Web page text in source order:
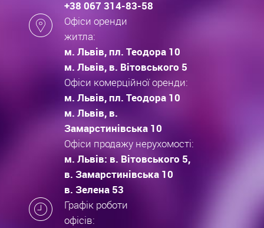
+38 067 314-83-58
Офіси оренди
житла:
м. Львів, пл. Теодора 10
м. Львів, в. Вітовського 5
Офіси комерційної оренди:
м. Львів, пл. Теодора 10
м. Львів, в.
Замарстинівська 10
Офіси продажу нерухомості:
м. Львів: в. Вітовського 5,
в. Замарстинівська 10
в. Зелена 53
Графік роботи
офісів: